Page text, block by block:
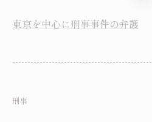
東京を中心に刑事事件の弁護
刑事